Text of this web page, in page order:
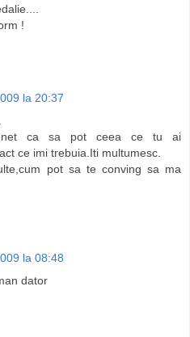
!
la 20:37
net ca sa pot ceea ce tu ai
ce imi trebuia.Iti multumesc.
pot sa te conving sa ma
la 08:48
dator